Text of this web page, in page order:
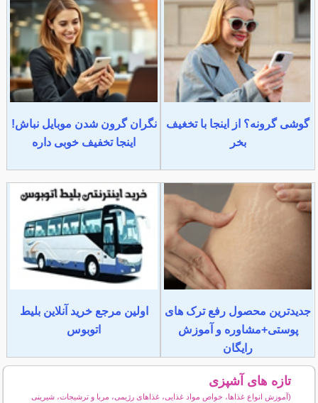
گوشی گرونه؟ از اینجا با تخغیف
بخر
نگران گرون شدن موبایل نباش!
اینجا تخفیف خوبی داره
جدیدترین محصول رفع ترک های
پوستی+مشاوره و آموزش
رایگان
اولین مرجع خرید آنلاین بلیط
اتوبوس
تازه های آشپزی
(آموزش انواع غذاها، خواص مواد غذایی، غذاهای رژیمی، مربا و ترشیجات، شیرینی